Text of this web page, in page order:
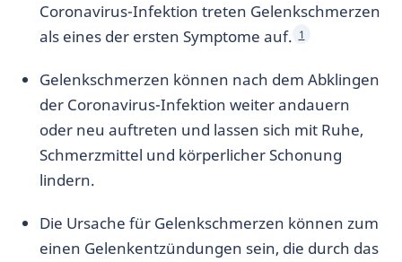
Coronavirus-Infektion treten Gelenkschmerzen
als eines der ersten Symptome auf. 1
Gelenkschmerzen können nach dem Abklingen
der Coronavirus-Infektion weiter andauern
oder neu auftreten und lassen sich mit Ruhe,
Schmerzmittel und körperlicher Schonung
lindern.
Die Ursache für Gelenkschmerzen können zum
einen Gelenkentzündungen sein, die durch das